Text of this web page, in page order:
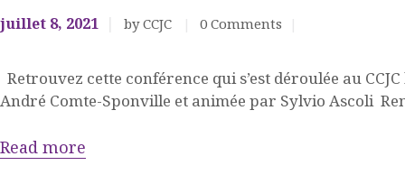
juillet 8, 2021 by CCJC 0 Comments
Retrouvez cette conférence qui s’est déroulée au
André Comte-Sponville et animée par Sylvio Ascoli
Read more